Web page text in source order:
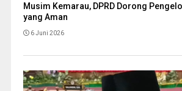
Musim Kemarau, DPRD Dorong
yang Aman
6 Juni 2026